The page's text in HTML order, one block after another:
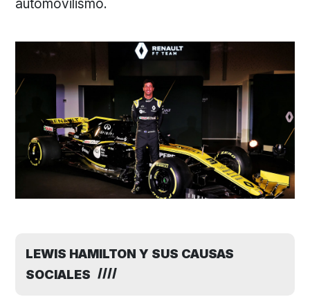
automovilismo.
LEWIS HAMILTON Y SUS CAUSAS
SOCIALES